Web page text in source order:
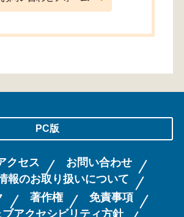
PC版
クセス
お問い合わせ
報のお取り扱いについて
著作権
免責事項
ブアクセシビリティ方針